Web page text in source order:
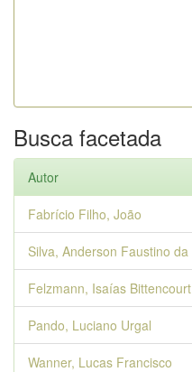
Busca facetada
Autor
Fabrício Filho, João
Silva, Anderson Faustino da
Felzmann, Isaías Bittencourt
Pando, Luciano Urgal
Wanner, Lucas Francisco